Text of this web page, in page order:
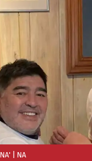
| NA